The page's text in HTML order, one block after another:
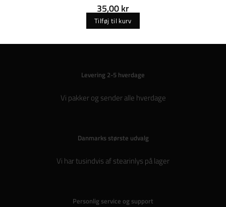
35,00kr
Tilføj til kurv
Levering 2-5 hverdage
Vi pakker og sender alle hverdage
Danmarks største udvalg
Vi har tusindvis af stearinlys på lager
Personlig service og support